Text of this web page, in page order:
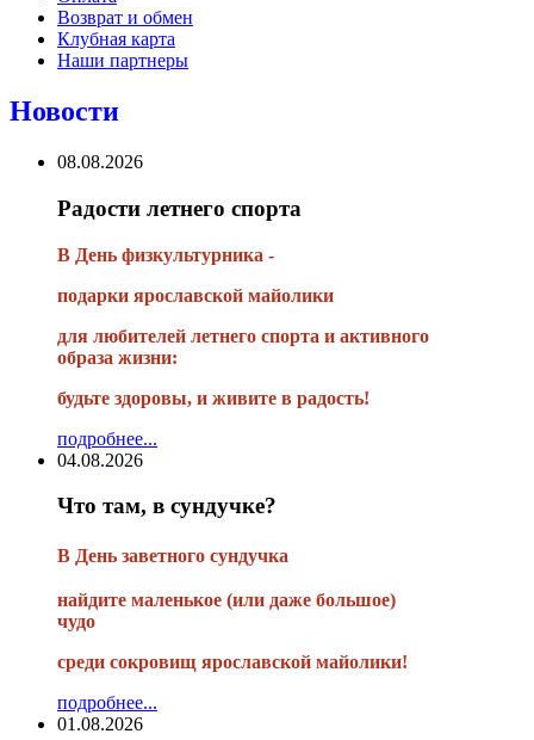
Возврат и обмен
Клубная карта
Наши партнеры
Новости
08.08.2026
Радости летнего спорта
В День физкультурника -
подарки ярославской майолики
для любителей летнего спорта и активного
образа жизни:
будьте здоровы, и живите в радость!
подробнее...
04.08.2026
Что там, в сундучке?
В День заветного сундучка
найдите маленькое (или даже большое)
чудо
среди сокровищ ярославской майолики!
подробнее...
01.08.2026